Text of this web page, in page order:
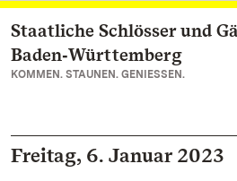
Zum Hauptinhalt springen
Staatliche Schlösser und
Baden‑Württemberg
KOMMEN. STAUNEN. GENIESSEN.
Freitag, 6. Januar 2023